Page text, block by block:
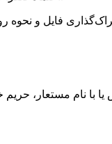
فایل و نحوه
نام مستعار،